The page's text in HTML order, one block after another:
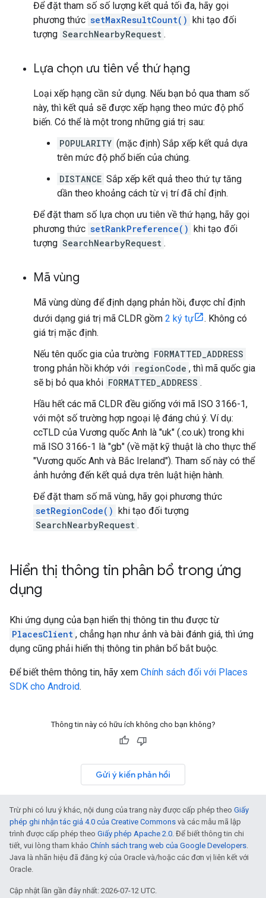
Để đặt tham số số lượng kết quả tối đa, hãy gọi
phương thức setMaxResultCount() khi tạo đối
tượng SearchNearbyRequest .
Lựa chọn ưu tiên về thứ hạng
Loại xếp hạng cần sử dụng. Nếu bạn bỏ qua tham số
này, thì kết quả sẽ được xếp hạng theo mức độ phổ
biến. Có thể là một trong những giá trị sau:
POPULARITY (mặc định) Sắp xếp kết quả dựa
trên mức độ phổ biến của chúng.
DISTANCE Sắp xếp kết quả theo thứ tự tăng
dần theo khoảng cách từ vị trí đã chỉ định.
Để đặt tham số lựa chọn ưu tiên về thứ hạng, hãy gọi
phương thức setRankPreference() khi tạo đối
tượng SearchNearbyRequest .
Mã vùng
Mã vùng dùng để định dạng phản hồi, được chỉ định
dưới dạng giá trị mã CLDR gồm 2 ký tự
. Không có
giá trị mặc định.
Nếu tên quốc gia của trường FORMATTED_ADDRESS
trong phản hồi khớp với regionCode , thì mã quốc gia
sẽ bị bỏ qua khỏi FORMATTED_ADDRESS .
Hầu hết các mã CLDR đều giống với mã ISO 3166-1,
với một số trường hợp ngoại lệ đáng chú ý. Ví dụ:
ccTLD của Vương quốc Anh là "uk" (.co.uk) trong khi
mã ISO 3166-1 là "gb" (về mặt kỹ thuật là cho thực thể
"Vương quốc Anh và Bắc Ireland"). Tham số này có thể
ảnh hưởng đến kết quả dựa trên luật hiện hành.
Để đặt tham số mã vùng, hãy gọi phương thức
setRegionCode() khi tạo đối tượng
SearchNearbyRequest .
Hiển thị thông tin phân bổ trong ứng
dụng
Khi ứng dụng của bạn hiển thị thông tin thu được từ
PlacesClient , chẳng hạn như ảnh và bài đánh giá, thì ứng
dụng cũng phải hiển thị thông tin phân bổ bắt buộc.
Để biết thêm thông tin, hãy xem Chính sách đối với Places
SDK cho Android.
Thông tin này có hữu ích không cho bạn không?
Gửi ý kiến phản hồi
Trừ phi có lưu ý khác, nội dung của trang này được cấp phép theo Giấy
phép ghi nhận tác giả 4.0 của Creative Commons và các mẫu mã lập
trình được cấp phép theo Giấy phép Apache 2.0. Để biết thông tin chi
tiết, vui lòng tham khảo Chính sách trang web của Google Developers.
Java là nhãn hiệu đã đăng ký của Oracle và/hoặc các đơn vị liên kết với
Oracle.
Cập nhật lần gần đây nhất: 2026-07-12 UTC.